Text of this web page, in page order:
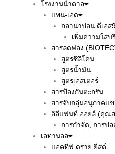
โรงงานน้ำตาล
แพน-เอด
กลานาปอน ดีเอส
เพิ่มความใสบ
สารลดฟอง
สูตรซิลิโคน
สูตรน้ำมัน
สูตรเอสเตอร์
สารป้องกันตะกรัน
สารจับกลุ่มอนุภาคแ
อิลีแฟนท์ ออยล์ (คุณ
การกำจัด, การป
เอทานอล
แอคทีฟ ดราย ยีสต์